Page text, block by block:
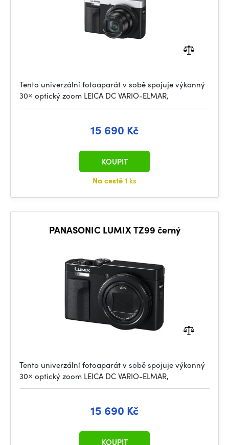
Tento univerzální fotoaparát v sobě spojuje výkonný
30× optický zoom LEICA DC VARIO-ELMAR,
15 690 Kč
Na cestě1 ks
KOUPIT
PANASONIC LUMIX TZ99 černý
Tento univerzální fotoaparát v sobě spojuje výkonný
30× optický zoom LEICA DC VARIO-ELMAR,
15 690 Kč
KOUPIT